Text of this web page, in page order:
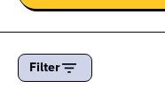
Filter